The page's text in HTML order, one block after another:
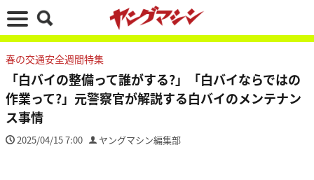
春の交通安全週間特集
「白バイの整備って誰がする?」「白バイならではの
作業って?」元警察官が解説する白バイのメンテナン
ス事情
2025/04/15 7:00 ヤングマシン編集部